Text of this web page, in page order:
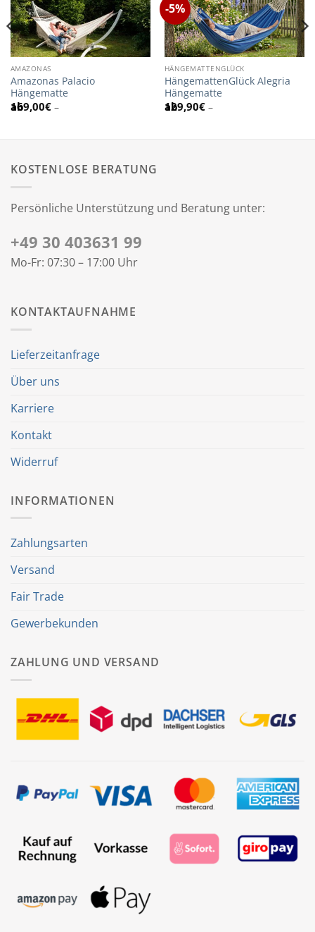
AMAZONAS
Amazonas Palacio
Hängematte
169,00€–
-5%
HÄNGEMATTENGLÜCK
HängemattenGlück Alegria
Hängematte
129,90€–
KOSTENLOSE BERATUNG
Persönliche Unterstützung und Beratung unter:
+49 30 403631 99
Mo-Fr: 07:30 – 17:00 Uhr
KONTAKTAUFNAHME
Lieferzeitanfrage
Über uns
Karriere
Kontakt
Widerruf
INFORMATIONEN
Zahlungsarten
Versand
Fair Trade
Gewerbekunden
ZAHLUNG UND VERSAND